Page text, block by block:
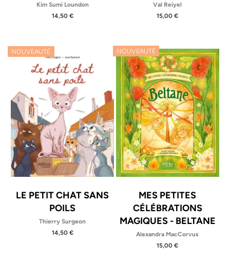
Kim Sumi Loundon
14,50 €
Val Reiyel
15,00 €
NOUVEAUTÉ
LE PETIT CHAT SANS
POILS
Thierry Surgeon
14,50 €
NOUVEAUTÉ
MES PETITES
CÉLÉBRATIONS
MAGIQUES - BELTANE
Alexandra MacCorvus
15,00 €